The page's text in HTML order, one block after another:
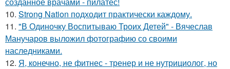
10. Strong Nation подходит практически каждому.
11. "В Одиночку Воспитываю Троих Детей" - Вячеслав
Манучаров выложил фотографию со своими
наследниками.
12. Я, конечно, не фитнес - тренер и не нутрициолог, но